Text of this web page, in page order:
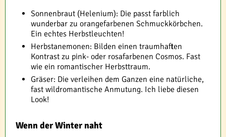
Sonnenbraut (Helenium): Die passt farblich
wunderbar zu orangefarbenen Schmuckkörbchen.
Ein echtes Herbstleuchten!
Herbstanemonen: Bilden einen traumhaften
Kontrast zu pink- oder rosafarbenen Cosmos. Fast
wie ein romantischer Herbsttraum.
Gräser: Die verleihen dem Ganzen eine natürliche,
fast wildromantische Anmutung. Ich liebe diesen
Look!
Wenn der Winter naht